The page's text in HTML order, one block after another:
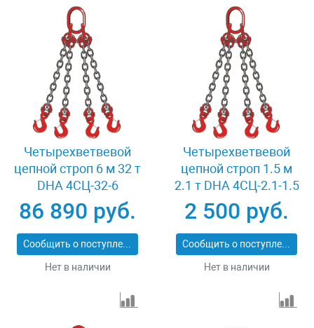
Четырехветвевой
цепной строп 6 м 32 т
DHA 4СЦ-32-6
86 890 руб.
Сообщить о поступлении
Нет в наличии
Четырехветвевой
цепной строп 1.5 м
2.1 т DHA 4СЦ-2.1-1.5
2 500 руб.
Сообщить о поступлении
Нет в наличии